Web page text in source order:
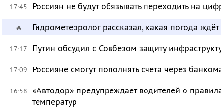
17:45 Россиян не будут обязывать переходить на
🔥 Гидрометеоролог рассказал, какая погода
17:17 Путин обсудил с Совбезом защиту
17:09 Россияне смогут пополнять счета через
16:58 «Автодор» предупреждает водителей о
температур